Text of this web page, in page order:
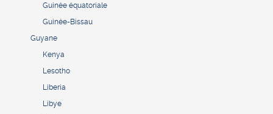
Guinée équatoriale
Guinée-Bissau
Guyane
Kenya
Lesotho
Liberia
Libye